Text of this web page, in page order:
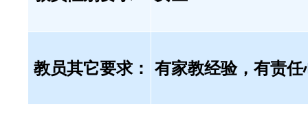
教员其它要求： 有家教经验，有责任